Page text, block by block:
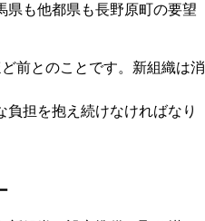
県も他都県も長野原町の要望
前とのことです。新組織は消
担を抱え続けなければなり